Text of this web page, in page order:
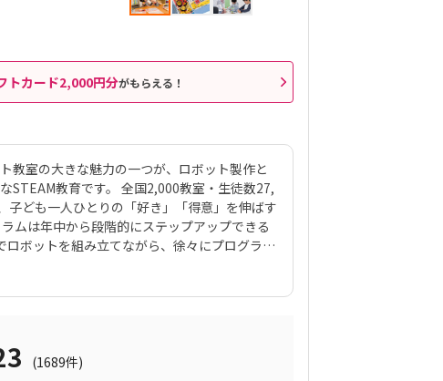
トカード2,000円分がもらえる！
教室の大きな魅力の一つが、ロボット製作と
STEAM教育です。 全国2,000教室・生徒数27,
子ども一人ひとりの「好き」「得意」を伸ばす
ムは年中から段階的にステップアップできる
ボットを組み立てながら、徐々にプログラミ
教材は、ロボットクリエイター・高橋智隆先
。70種類以上のロボットが作れるパーツ構
。 月2回の90分授業では、ロボットを完成させ
、創造力や論理的思考力を育むだけでなく、
(1689件)